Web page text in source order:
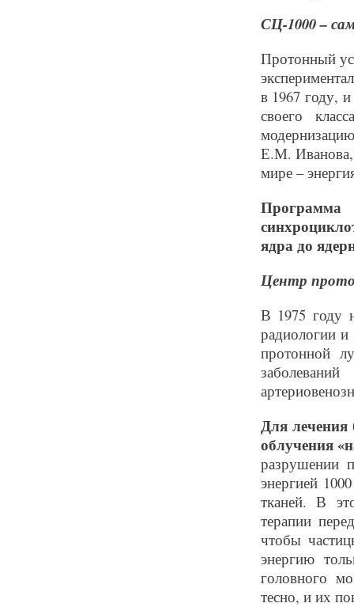
СЦ-1000 –
Протонный
в 1967 году,
своего
Е.М. Иванова,
мире –
ядра до
Центр
В 1975 году
радиологии
протонной
Для
облучения
разрушении
энергией
тканей. В
терапии
чтобы
энергию
головного
тесно, и их